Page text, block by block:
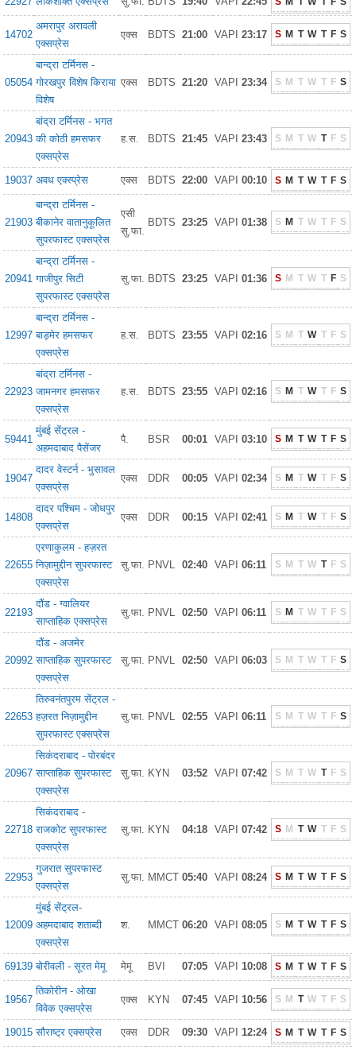
14702
अमरापुर अरावली
एक्सप्रेस
एक्स BDTS 21:00 VAPI 23:17 S M T W T F S
05054
बान्द्रा टर्मिनस -
गोरखपुर विशेष किराया
विशेष
एक्स BDTS 21:20 VAPI 23:34 S M T W T F S
20943
बांद्रा टर्मिनस - भगत
की कोठी हमसफर
एक्सप्रेस
ह.स. BDTS 21:45 VAPI 23:43 S M T W T F S
19037 अवध एक्स्प्रेस एक्स BDTS 22:00 VAPI 00:10 S M T W T F S
21903
बान्द्रा टर्मिनस -
बीकानेर वातानुकूलित
सुपरफास्ट एक्सप्रेस
एसी
सु.फा.
BDTS 23:25 VAPI 01:38 S M T W T F S
20941
बान्द्रा टर्मिनस -
गाजीपुर सिटी
सुपरफास्ट एक्सप्रेस
सु.फा. BDTS 23:25 VAPI 01:36 S M T W T F S
12997
बान्द्रा टर्मिनस -
बाड़मेर हमसफर
एक्सप्रेस
ह.स. BDTS 23:55 VAPI 02:16 S M T W T F S
22923
बांद्रा टर्मिनस -
जामनगर हमसफर
एक्सप्रेस
ह.स. BDTS 23:55 VAPI 02:16 S M T W T F S
59441
मुंबई सेंट्रल -
अहमदाबाद पैसेंजर
पै. BSR 00:01 VAPI 03:10 S M T W T F S
19047
दादर वेस्टर्न - भुसावल
एक्सप्रेस
एक्स DDR 00:05 VAPI 02:34 S M T W T F S
14808
दादर पश्चिम - जोधपुर
एक्सप्रेस
एक्स DDR 00:15 VAPI 02:41 S M T W T F S
22655
एरणाकुलम - हज़रत
निज़ामुद्दीन सुपरफास्ट
एक्सप्रेस
सु.फा. PNVL 02:40 VAPI 06:11 S M T W T F S
22193
दौंड - ग्वालियर
साप्ताहिक एक्सप्रेस
सु.फा. PNVL 02:50 VAPI 06:11 S M T W T F S
20992
दौंड - अजमेर
साप्ताहिक सुपरफास्ट
एक्सप्रेस
सु.फा. PNVL 02:50 VAPI 06:03 S M T W T F S
22653
तिरुवनंतपुरम सेंट्रल -
हज़रत निज़ामुद्दीन
सुपरफास्ट एक्सप्रेस
सु.फा. PNVL 02:55 VAPI 06:11 S M T W T F S
20967
सिकंदराबाद - पोरबंदर
साप्ताहिक सुपरफास्ट
एक्सप्रेस
सु.फा. KYN 03:52 VAPI 07:42 S M T W T F S
22718
सिकंदराबाद -
राजकोट सुपरफास्ट
एक्सप्रेस
सु.फा. KYN 04:18 VAPI 07:42 S M T W T F S
22953
गुजरात सुपरफास्ट
एक्सप्रेस
सु.फा. MMCT 05:40 VAPI 08:24 S M T W T F S
12009
मुंबई सेंट्रल-
अहमदाबाद शताब्दी
एक्सप्रेस
श. MMCT 06:20 VAPI 08:05 S M T W T F S
69139 बोरीवली - सूरत मेमू मेमू BVI 07:05 VAPI 10:08 S M T W T F S
19567
तिकोरीन - ओखा
विवेक एक्सप्रेस
एक्स KYN 07:45 VAPI 10:56 S M T W T F S
19015 सौराष्ट्र एक्सप्रेस एक्स DDR 09:30 VAPI 12:24 S M T W T F S